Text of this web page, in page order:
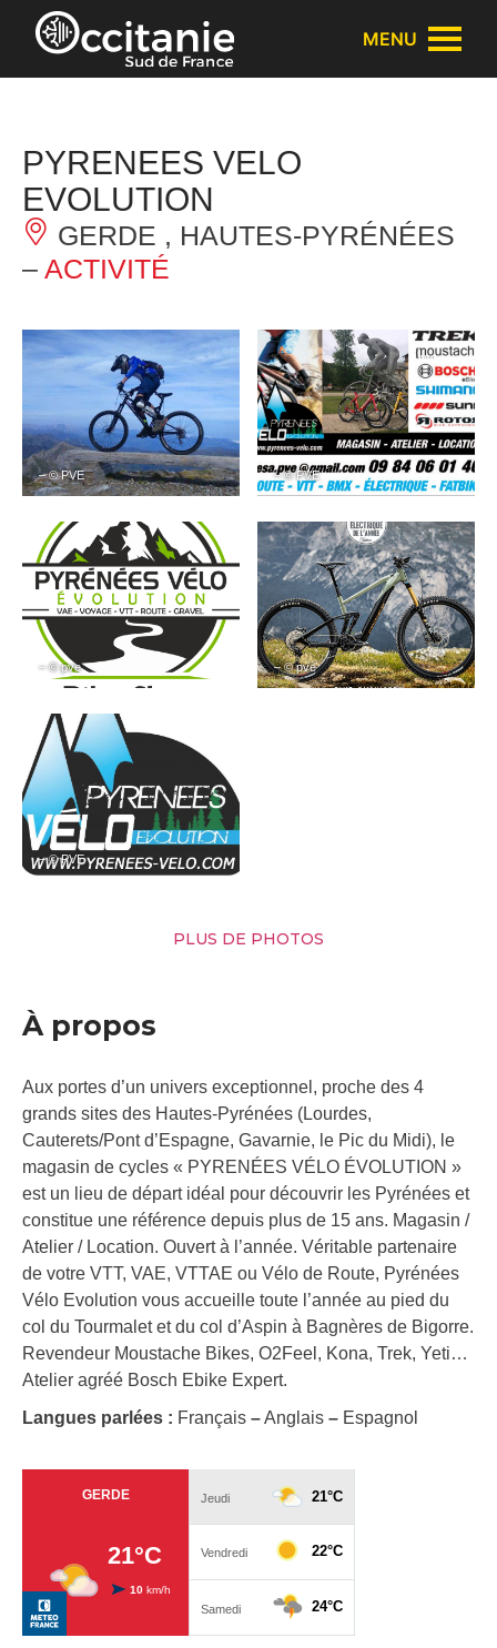
Panneau de gestion des cookies
MENU
PYRENEES VELO
EVOLUTION
GERDE , HAUTES-PYRÉNÉES
– ACTIVITÉ
– © PVE – © PVE
– © pve – © pve
– © PVE
PLUS DE PHOTOS
À propos
Aux portes d’un univers exceptionnel, proche des 4
grands sites des Hautes-Pyrénées (Lourdes,
Cauterets/Pont d’Espagne, Gavarnie, le Pic du Midi), le
magasin de cycles « PYRENÉES VÉLO ÉVOLUTION »
est un lieu de départ idéal pour découvrir les Pyrénées et
constitue une référence depuis plus de 15 ans. Magasin /
Atelier / Location. Ouvert à l’année. Véritable partenaire
de votre VTT, VAE, VTTAE ou Vélo de Route, Pyrénées
Vélo Evolution vous accueille toute l’année au pied du
col du Tourmalet et du col d’Aspin à Bagnères de Bigorre.
Revendeur Moustache Bikes, O2Feel, Kona, Trek, Yeti…
Atelier agréé Bosch Ebike Expert.
Langues parlées : Français –Anglais – Espagnol